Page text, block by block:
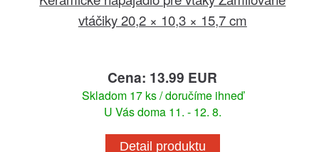
vtáčiky 20,2 × 10,3 × 15,7 cm
Cena: 13.99 EUR
Skladom 17 ks / doručíme ihneď
U Vás doma 11. - 12. 8.
Detail produktu